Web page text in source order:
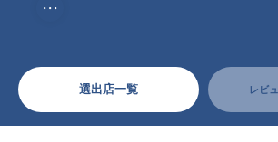
・・・
選出店一覧 レビ